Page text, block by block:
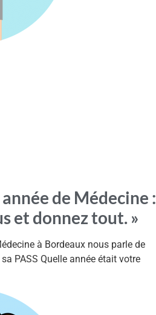
de Médecine :
et donnez tout. »
à Bordeaux nous parle de
PASS Quelle année était votre